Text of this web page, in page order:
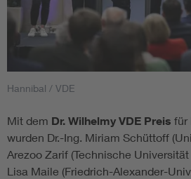
Hannibal / VDE
Mit dem Dr. Wilhelmy VDE Preis für
wurden Dr.-Ing. Miriam Schüttoff
Arezoo Zarif (Technische Universität
Lisa Maile (Friedrich-Alexander-